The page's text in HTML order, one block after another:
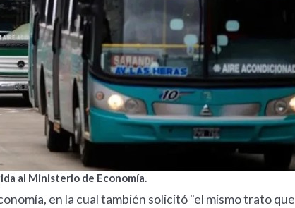
al Ministerio de Economía.
en la cual también solicitó "el mismo trato que